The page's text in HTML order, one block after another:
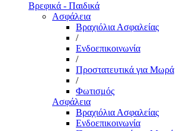
Βρεφικά - Παιδικά
Ασφάλεια
Βραχιόλια Ασφαλείας
/
Ενδοεπικοινωνία
/
Προστατευτικά για Μωρά
/
Φωτισμός
Ασφάλεια
Βραχιόλια Ασφαλείας
Ενδοεπικοινωνία